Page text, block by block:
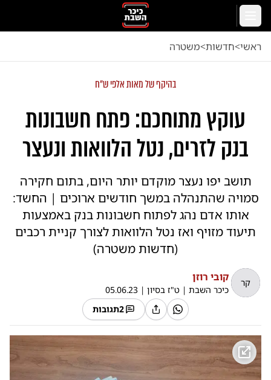
דלג לתוכן הראשי
ראשי<חדשות<משטרה
בהיקף של מאות אלפי ש"ח
עוקץ מתוחכם: פתח חשבונות
בנק לזרים, נטל הלוואות ונעצר
תושב יפו נעצר מוקדם יותר היום, בתום חקירה
סמויה שהתנהלה במשך חודשים ארוכים | החשד:
אותו אדם נהג לפתוח חשבונות בנק באמצעות
תיעוד מזויף ואז נטל הלוואות לצורך קניית רכבים
(חדשות משטרה)
קר קובי רוזן
כיכר השבת | ט"ז בסיון |
05.06.23
2תגובות